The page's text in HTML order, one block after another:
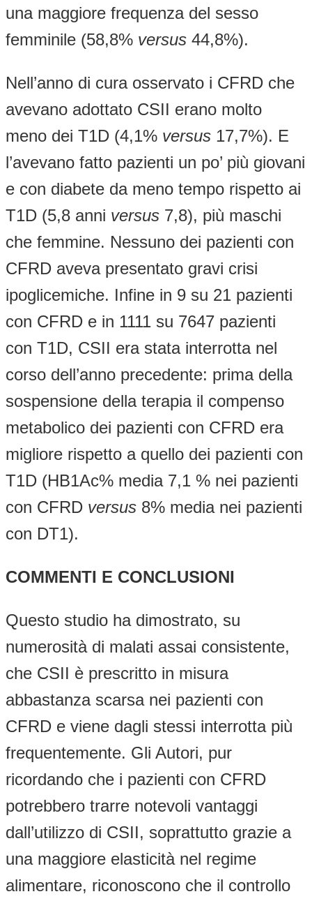
una maggiore frequenza del sesso
femminile (58,8% versus 44,8%).
Nell’anno di cura osservato i CFRD che
avevano adottato CSII erano molto
meno dei T1D (4,1% versus 17,7%). E
l’avevano fatto pazienti un po’ più giovani
e con diabete da meno tempo rispetto ai
T1D (5,8 anni versus 7,8), più maschi
che femmine. Nessuno dei pazienti con
CFRD aveva presentato gravi crisi
ipoglicemiche. Infine in 9 su 21 pazienti
con CFRD e in 1111 su 7647 pazienti
con T1D, CSII era stata interrotta nel
corso dell’anno precedente: prima della
sospensione della terapia il compenso
metabolico dei pazienti con CFRD era
migliore rispetto a quello dei pazienti con
T1D (HB1Ac% media 7,1 % nei pazienti
con CFRD versus 8% media nei pazienti
con DT1).
COMMENTI E CONCLUSIONI
Questo studio ha dimostrato, su
numerosità di malati assai consistente,
che CSII è prescritto in misura
abbastanza scarsa nei pazienti con
CFRD e viene dagli stessi interrotta più
frequentemente. Gli Autori, pur
ricordando che i pazienti con CFRD
potrebbero trarre notevoli vantaggi
dall’utilizzo di CSII, soprattutto grazie a
una maggiore elasticità nel regime
alimentare, riconoscono che il controllo